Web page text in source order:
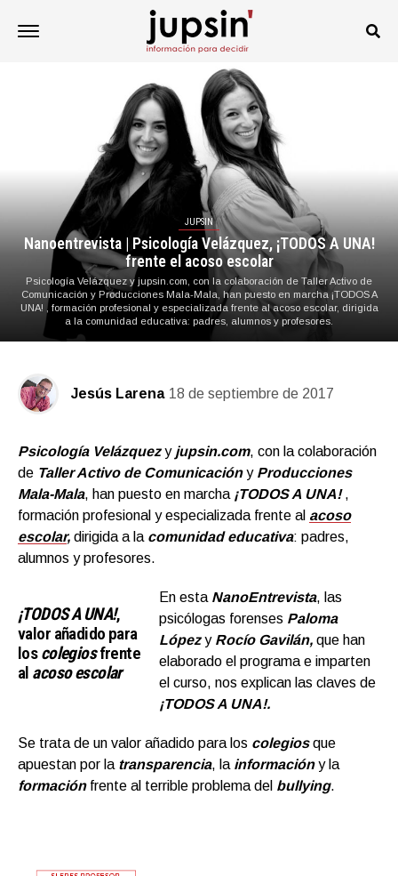
JUPSIN
Nanoentrevista | Psicología Velázquez, ¡TODOS A UNA!
frente el acoso escolar
Psicología Velázquez y jupsin.com, con la colaboración de Taller Activo de
Comunicación y Producciones Mala-Mala, han puesto en marcha ¡TODOS A
UNA! , formación profesional y especializada frente al acoso escolar, dirigida
a la comunidad educativa: padres, alumnos y profesores.
Jesús Larena 18 de septiembre de 2017
Psicología Velázquez y jupsin.com, con la colaboración
de Taller Activo de Comunicacióny Producciones
Mala-Mala, han puesto en marcha ¡TODOS A UNA!,
formación profesional y especializada frente al acoso
escolar, dirigida a la comunidad educativa: padres,
alumnos y profesores.
¡TODOS A UNA!,
valor añadido para
loscolegios frente
al acoso escolar
En esta NanoEntrevista, las
psicólogas forenses Paloma
Lópezy Rocío Gavilán,que han
elaborado el programa e imparten
el curso, nos explican las claves de
¡TODOS A UNA!.
Se trata de un valor añadido para los colegios que
apuestan por la transparencia, la informacióny la
formaciónfrente al terrible problema del bullying.